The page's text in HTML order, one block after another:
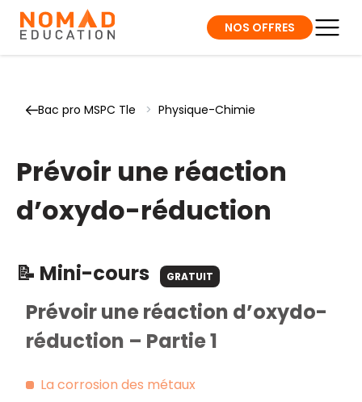
NOS OFFRES
Bac pro MSPC Tle > Physique-Chimie
Prévoir une réaction
d’oxydo-réduction
📝 Mini-cours GRATUIT
Prévoir une réaction d’oxydo-
réduction – Partie 1
La corrosion des métaux